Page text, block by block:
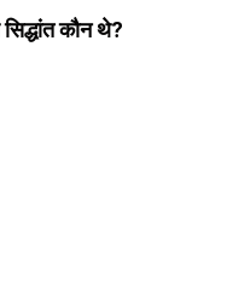
कौन थे?